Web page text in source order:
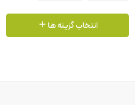
انتخاب گزینه ها